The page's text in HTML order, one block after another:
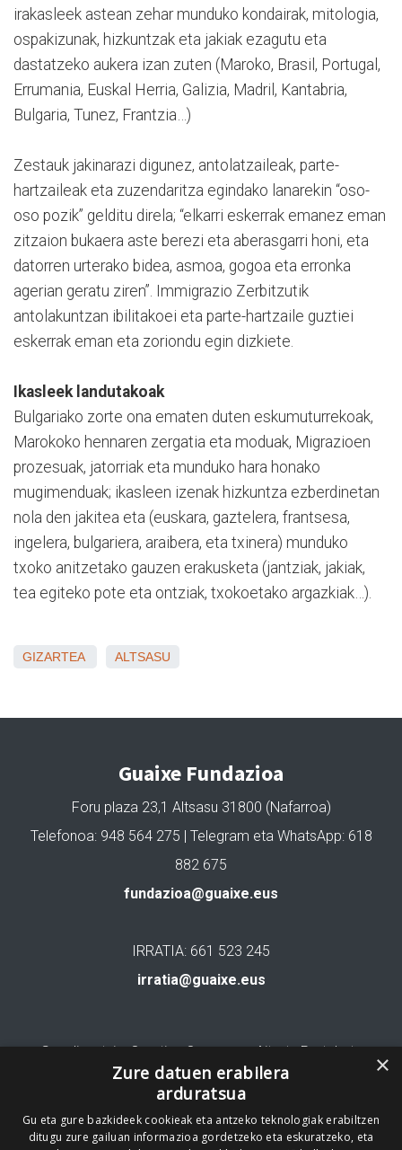
irakasleek astean zehar munduko kondairak, mitologia,
ospakizunak, hizkuntzak eta jakiak ezagutu eta
dastatzeko aukera izan zuten (Maroko, Brasil, Portugal,
Errumania, Euskal Herria, Galizia, Madril, Kantabria,
Bulgaria, Tunez, Frantzia…)
Zestauk jakinarazi digunez, antolatzaileak, parte-
hartzaileak eta zuzendaritza egindako lanarekin “oso-
oso pozik” gelditu direla; “elkarri eskerrak emanez eman
zitzaion bukaera aste berezi eta aberasgarri honi, eta
datorren urterako bidea, asmoa, gogoa eta erronka
agerian geratu ziren”. Immigrazio Zerbitzutik
antolakuntzan ibilitakoei eta parte-hartzaile guztiei
eskerrak eman eta zoriondu egin dizkiete.
Ikasleek landutakoak
Bulgariako zorte ona ematen duten eskumuturrekoak,
Marokoko hennaren zergatia eta moduak, Migrazioen
prozesuak, jatorriak eta munduko hara honako
mugimenduak; ikasleen izenak hizkuntza ezberdinetan
nola den jakitea eta (euskara, gaztelera, frantsesa,
ingelera, bulgariera, araibera, eta txinera) munduko
txoko anitzetako gauzen erakusketa (jantziak, jakiak,
tea egiteko pote eta ontziak, txokoetako argazkiak…).
GIZARTEA ALTSASU
Guaixe Fundazioa
Foru plaza 23,1 Altsasu 31800 (Nafarroa)
Telefonoa: 948 564 275 | Telegram eta WhatsApp: 618
882 675
fundazioa@guaixe.eus
IRRATIA: 661 523 245
irratia@guaixe.eus
Gure lizentzia: Creative Commons Aitortu Partekatu
Codesyntaxek garatua
×
Zure datuen erabilera
arduratsua
Gu eta gure bazkideek cookieak eta antzeko teknologiak erabiltzen
ditugu zure gailuan informazioa gordetzeko eta eskuratzeko, eta